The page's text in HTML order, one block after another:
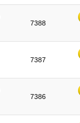
7388
7387
7386